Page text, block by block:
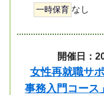
一時保育 なし
開催日：
女性再就職サ
事務入門コース」